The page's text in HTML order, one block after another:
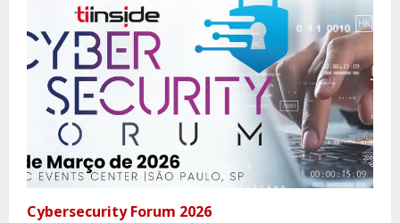
Cybersecurity Forum 2026